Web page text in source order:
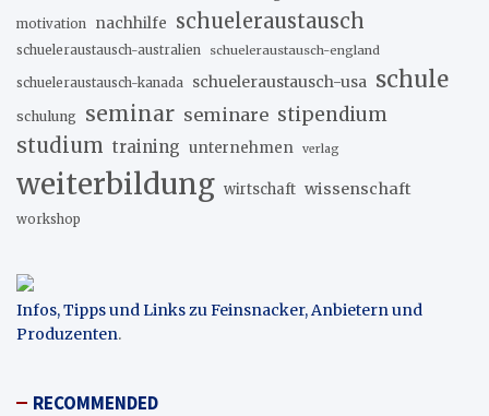
motivation nachhilfe schueleraustausch
schueleraustausch-australien schueleraustausch-england
schueleraustausch-kanada schueleraustausch-usa schule
schulung seminar seminare stipendium
studium training unternehmen verlag
weiterbildung wirtschaft wissenschaft
workshop
Infos, Tipps und Links zu Feinsnacker, Anbietern und
Produzenten.
RECOMMENDED